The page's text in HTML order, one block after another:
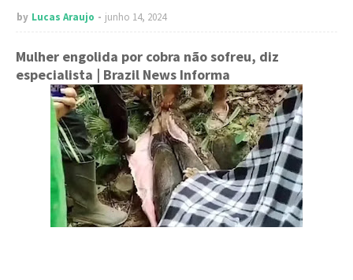
by Lucas Araujo junho 14, 2024
Mulher engolida por cobra não sofreu, diz
especialista | Brazil News Informa